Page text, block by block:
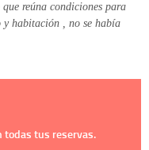
reúna condiciones para
habitación , no se había
todas tus reservas.